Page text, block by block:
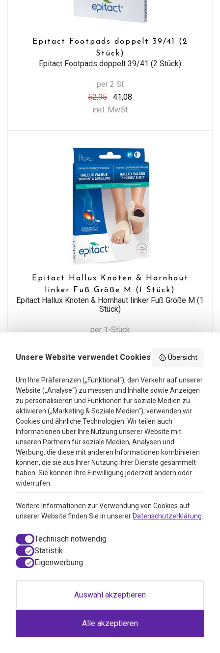
Epitact Footpads doppelt 39/41 (2
Stück)
Epitact Footpads doppelt 39/41 (2 Stück)
per 2 St
52,95
41,08
inkl. MwSt
Epitact Hallux Knoten & Hornhaut
linker Fuß Größe M (1 Stück)
Epitact Hallux Knoten & Hornhaut linker Fuß Größe M (1
Stück)
per 1-Stück
inkl. MwSt
rechter Fuß Größe M (1 Stück)
Epitact Hallux Knoten & Hornhaut rechter Fuß Größe M
inkl. MwSt
Unsere Website verwendet Cookies Übersicht
Um Ihre Präferenzen („Funktional“), den Verkehr auf unserer
Website („Analyse“) zu messen und Inhalte sowie Anzeigen
zu personalisieren und Funktionen für soziale Medien zu
aktivieren („Marketing & Soziale Medien“), verwenden wir
Cookies und ähnliche Technologien. Wir teilen auch
Informationen über Ihre Nutzung unserer Website mit
unseren Partnern für soziale Medien, Analysen und
Werbung, die diese mit anderen Informationen kombinieren
können, die sie aus Ihrer Nutzung ihrer Dienste gesammelt
haben. Sie können Ihre Einwilligung jederzeit ändern oder
widerrufen.
Weitere Informationen zur Verwendung von Cookies auf
unserer Website finden Sie in unserer Datenschutzerklärung
Technisch notwendig
Statistik
Eigenwerbung
Auswahl akzeptieren
Alle akzeptieren